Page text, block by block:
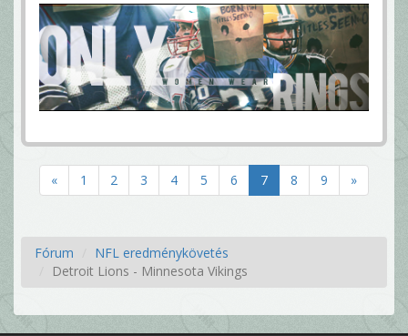
« 1 2 3 4 5 6 7 8 9 »
Fórum
NFL eredménykövetés
Detroit Lions - Minnesota Vikings